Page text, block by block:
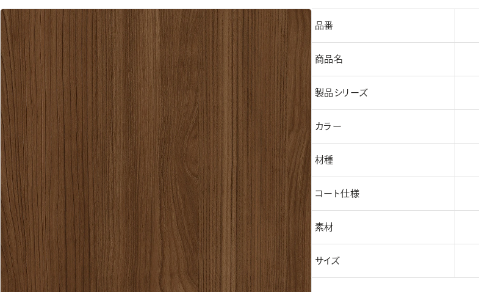
品番
商品名
製品シリーズ
カラー
材種
コート仕様
素材
サイズ